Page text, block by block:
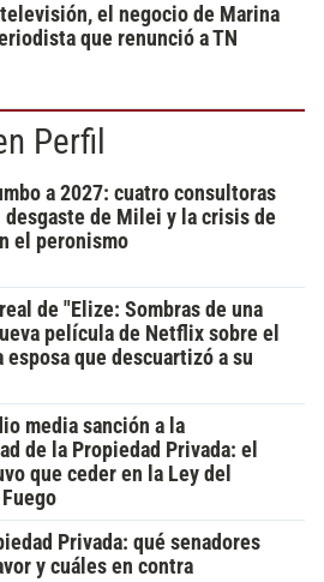
el negocio de Marina
que renunció a TN
Perfil
a 2027: cuatro consultoras
de Milei y la crisis de
el peronismo
de "Elize: Sombras de una
película de Netflix sobre el
esposa que descuartizó a su
media sanción a la
de la Propiedad Privada: el
que ceder en la Ley del
Privada: qué senadores
y cuáles en contra